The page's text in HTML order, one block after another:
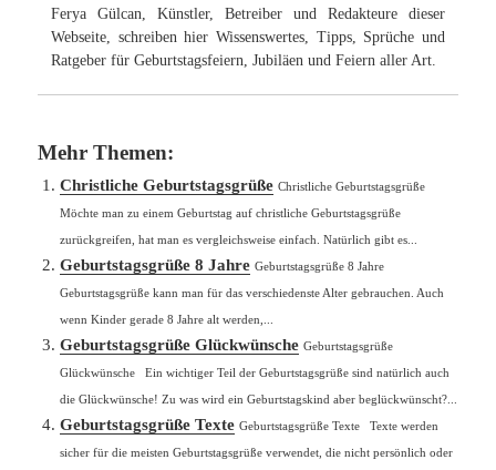
Ferya Gülcan, Künstler, Betreiber und Redakteure dieser
Webseite, schreiben hier Wissenswertes, Tipps, Sprüche und
Ratgeber für Geburtstagsfeiern, Jubiläen und Feiern aller Art.
Mehr Themen:
Christliche Geburtstagsgrüße Christliche Geburtstagsgrüße
Möchte man zu einem Geburtstag auf christliche Geburtstagsgrüße
zurückgreifen, hat man es vergleichsweise einfach. Natürlich gibt es...
Geburtstagsgrüße 8 Jahre Geburtstagsgrüße 8 Jahre
Geburtstagsgrüße kann man für das verschiedenste Alter gebrauchen. Auch
wenn Kinder gerade 8 Jahre alt werden,...
Geburtstagsgrüße Glückwünsche Geburtstagsgrüße
Glückwünsche Ein wichtiger Teil der Geburtstagsgrüße sind natürlich auch
die Glückwünsche! Zu was wird ein Geburtstagskind aber beglückwünscht?...
Geburtstagsgrüße Texte Geburtstagsgrüße Texte Texte werden
sicher für die meisten Geburtstagsgrüße verwendet, die nicht persönlich oder